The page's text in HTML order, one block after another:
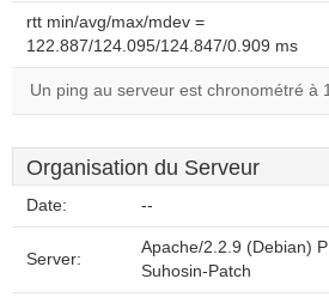
rtt min/avg/max/mdev =
122.887/124.095/124.847/0.909 ms
Un ping au serveur est chronométré à
Organisation du Serveur
Date: --
Server:
Apache/2.2.9 (Debian)
Suhosin-Patch